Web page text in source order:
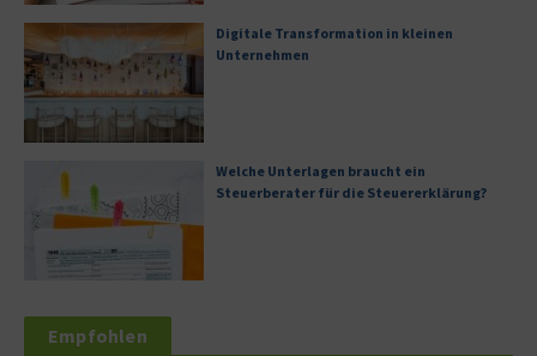
Digitale Transformation in kleinen
Unternehmen
Welche Unterlagen braucht ein
Steuerberater für die Steuererklärung?
Empfohlen